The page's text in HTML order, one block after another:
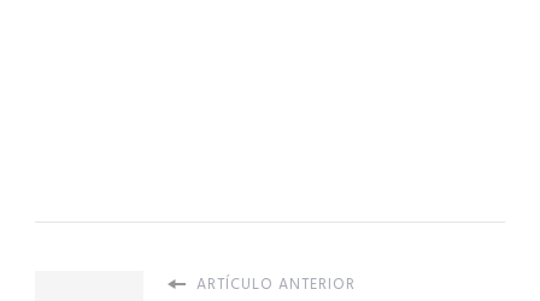
ARTÍCULO ANTERIOR